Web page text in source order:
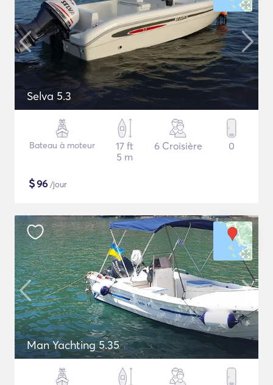
Selva 5.3
Bateau à moteur
17 ft
5 m
6 Croisière 0
$96 /jour
Man Yachting 5.35